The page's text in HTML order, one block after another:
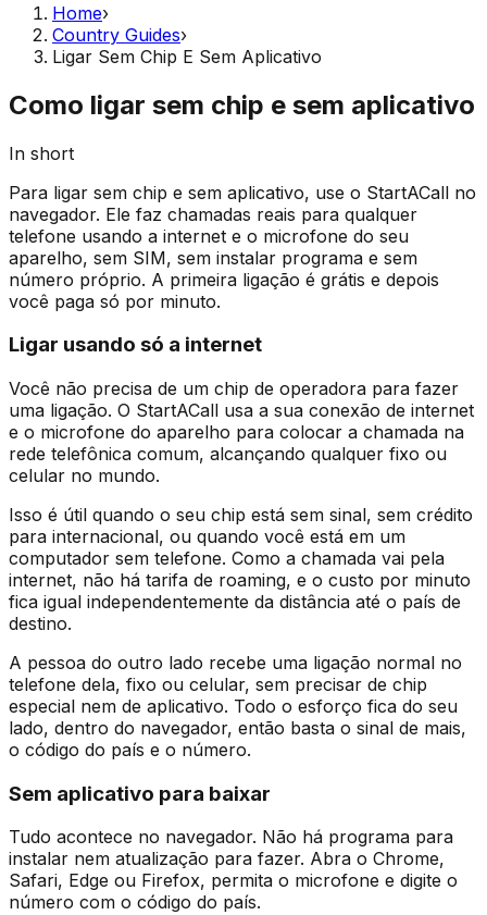
Home›
Country Guides›
Ligar Sem Chip E Sem Aplicativo
Como ligar sem chip e sem aplicativo
In short
Para ligar sem chip e sem aplicativo, use o StartACall no
navegador. Ele faz chamadas reais para qualquer
telefone usando a internet e o microfone do seu
aparelho, sem SIM, sem instalar programa e sem
número próprio. A primeira ligação é grátis e depois
você paga só por minuto.
Ligar usando só a internet
Você não precisa de um chip de operadora para fazer
uma ligação. O StartACall usa a sua conexão de internet
e o microfone do aparelho para colocar a chamada na
rede telefônica comum, alcançando qualquer fixo ou
celular no mundo.
Isso é útil quando o seu chip está sem sinal, sem crédito
para internacional, ou quando você está em um
computador sem telefone. Como a chamada vai pela
internet, não há tarifa de roaming, e o custo por minuto
fica igual independentemente da distância até o país de
destino.
A pessoa do outro lado recebe uma ligação normal no
telefone dela, fixo ou celular, sem precisar de chip
especial nem de aplicativo. Todo o esforço fica do seu
lado, dentro do navegador, então basta o sinal de mais,
o código do país e o número.
Sem aplicativo para baixar
Tudo acontece no navegador. Não há programa para
instalar nem atualização para fazer. Abra o Chrome,
Safari, Edge ou Firefox, permita o microfone e digite o
número com o código do país.